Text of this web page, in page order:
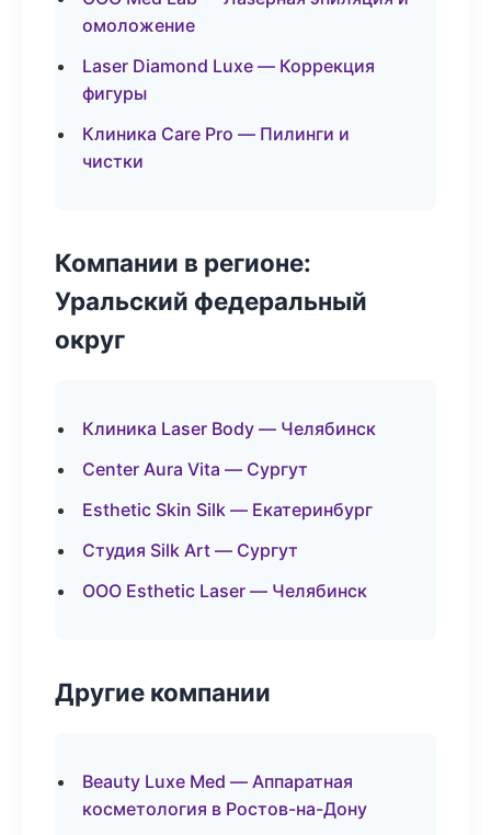
омоложение
Laser Diamond Luxe — Коррекция
фигуры
Клиника Care Pro — Пилинги и
чистки
Компании в регионе:
Уральский федеральный
округ
Клиника Laser Body — Челябинск
Center Aura Vita — Сургут
Esthetic Skin Silk — Екатеринбург
Студия Silk Art — Сургут
ООО Esthetic Laser — Челябинск
Другие компании
Beauty Luxe Med — Аппаратная
косметология в Ростов-на-Дону